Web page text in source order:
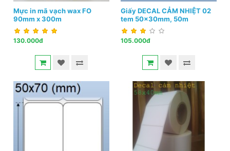
Mực in mã vạch wax FO
90mm x 300m
130.000đ
Giấy DECAL CẢM NHIỆT 02
tem 50x30mm, 50m
105.000đ